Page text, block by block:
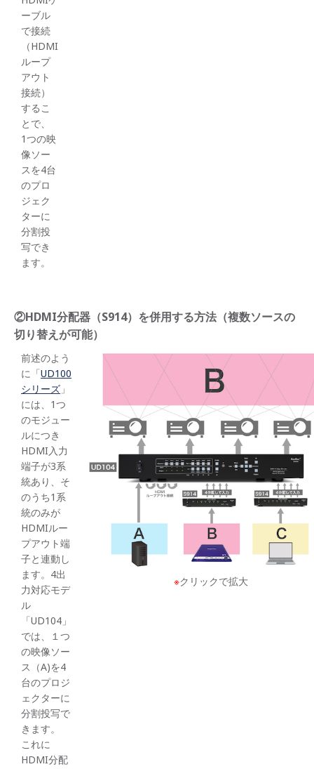
ーブル
で接続
（HDMI
ループ
アウト
接続）
するこ
とで、
1つの映
像ソー
スを4台
のプロ
ジェク
ターに
分割投
写でき
ます。
②HDMI分配器（S914）を併用する方法（複数ソースの
切り替えが可能）
前述のよう
に「UD100
シリーズ 」
には、1つ
のモジュー
ルにつき
HDMI入力
端子が3系
統あり、そ
のうち1系
統のみが
HDMIルー
プアウト端
子と連動し
ます。4出
力対応モデ
ル
「UD104」
では、１つ
の映像ソー
ス（A)を4
台のプロジ
ェクターに
分割投写で
きます。
これに
HDMI分配
※クリックで拡大